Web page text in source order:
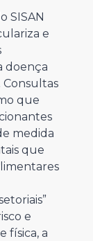
SISAN
e
doença
Consultas
que
medida
que
e
física, a